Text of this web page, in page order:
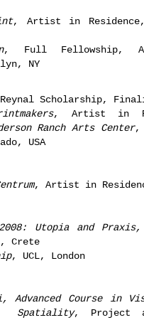
, Artist in Residence,
, Full Fellowship,
NY
Reynal Scholarship,
, Artist in
Ranch Arts Center,
USA
, Artist in
Utopia and
Crete
, UCL, London
Advanced Course in
Spatiality, Project